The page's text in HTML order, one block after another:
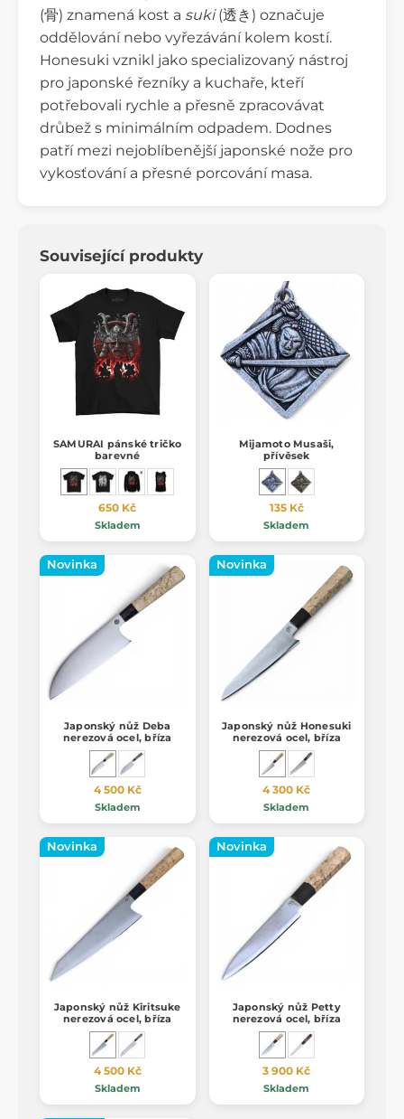
(骨) znamená kost a suki(透き) označuje
oddělování nebo vyřezávání kolem kostí.
Honesuki vznikl jako specializovaný nástroj
pro japonské řezníky a kuchaře, kteří
potřebovali rychle a přesně zpracovávat
drůbež s minimálním odpadem. Dodnes
patří mezi nejoblíbenější japonské nože pro
vykosťování a přesné porcování masa.
Související produkty
SAMURAI pánské tričko
barevné
650 Kč
Skladem
Mijamoto Musaši,
přívěsek
135 Kč
Skladem
Novinka
Japonský nůž Deba
nerezová ocel, bříza
4 500 Kč
Skladem
Novinka
Japonský nůž Honesuki
nerezová ocel, bříza
4 300 Kč
Skladem
Novinka
Japonský nůž Kiritsuke
nerezová ocel, bříza
4 500 Kč
Skladem
Novinka
Japonský nůž Petty
nerezová ocel, bříza
3 900 Kč
Skladem